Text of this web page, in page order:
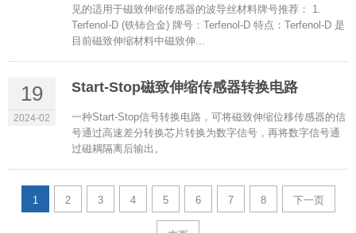
见的适用于磁致伸缩传感器的波导丝材料牌号推荐： 1.
Terfenol-D (铁铈合金) 牌号：Terfenol-D 特点：Terfenol-D 是
目前磁致伸缩材料中磁致伸...
19
2024-02
Start-Stop磁致伸缩传感器转换电路
一种Start-Stop信号转换电路，可将磁致伸缩位移传感器的信
号通过高速差分转换芯片转换为数字信号，再将数字信号通
过磁耦隔离后输出。
1 2 3 4 5 6 7 8 下一页